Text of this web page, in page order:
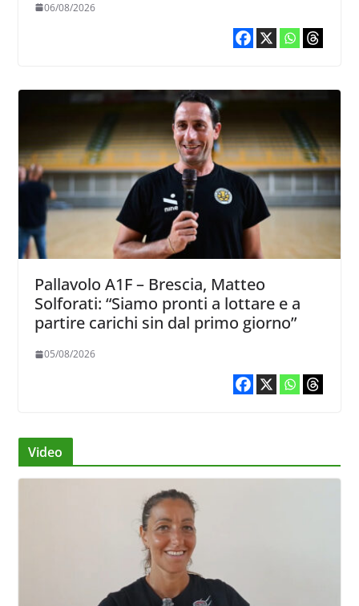
06/08/2026
Pallavolo A1F – Brescia, Matteo
Solforati: “Siamo pronti a lottare e a
partire carichi sin dal primo giorno”
05/08/2026
Video